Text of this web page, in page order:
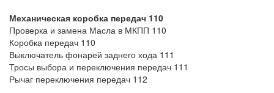
Механическая коробка передач 110
Проверка и замена Масла в МКПП 110
Коробка передач 110
Выключатель фонарей заднего хода 111
Тросы выбора и переключения передач 111
Рычаг переключения передач 112